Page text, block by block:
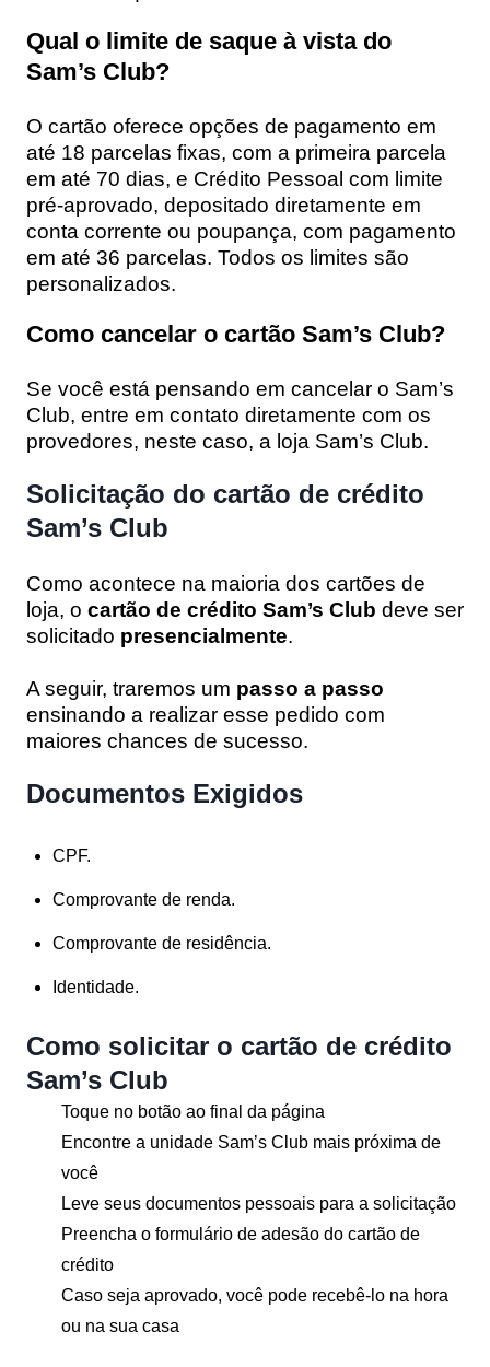
Qual o limite de saque à vista do
Sam’s Club?
O cartão oferece opções de pagamento em
até 18 parcelas fixas, com a primeira parcela
em até 70 dias, e Crédito Pessoal com limite
pré-aprovado, depositado diretamente em
conta corrente ou poupança, com pagamento
em até 36 parcelas. Todos os limites são
personalizados.
Como cancelar o cartão Sam’s Club?
Se você está pensando em cancelar o Sam’s
Club, entre em contato diretamente com os
provedores, neste caso, a loja Sam’s Club.
Solicitação do cartão de crédito
Sam’s Club
Como acontece na maioria dos cartões de
loja, o cartão de crédito Sam’s Club deve ser
solicitado presencialmente.
A seguir, traremos um passo a passo
ensinando a realizar esse pedido com
maiores chances de sucesso.
Documentos Exigidos
CPF.
Comprovante de renda.
Comprovante de residência.
Identidade.
Como solicitar o cartão de crédito
Sam’s Club
Toque no botão ao final da página
Encontre a unidade Sam’s Club mais próxima de
você
Leve seus documentos pessoais para a solicitação
Preencha o formulário de adesão do cartão de
crédito
Caso seja aprovado, você pode recebê-lo na hora
ou na sua casa